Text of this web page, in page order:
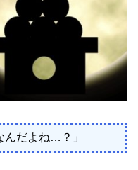
んだよね…？」